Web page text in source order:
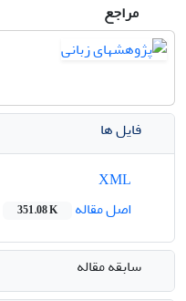
مراجع
فایل ها
اصل مقاله
351.08 K
سابقه مقاله